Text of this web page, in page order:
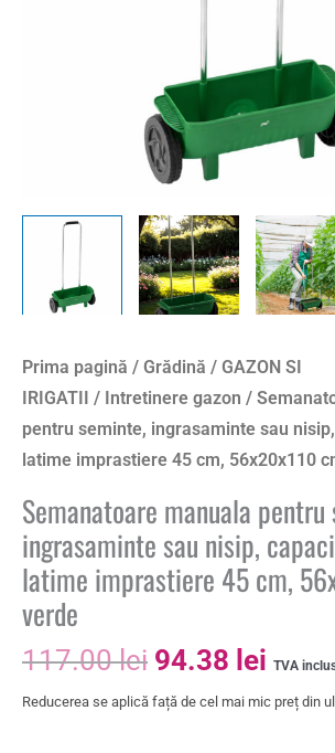
Prima pagină / Grădină / GAZON SI
IRIGATII
/ Intretinere gazon /
pentru seminte, ingrasaminte sau
latime imprastiere 45 cm, 56x20x110
Semanatoare manuala
ingrasaminte sau nisip,
latime imprastiere 45 cm,
verde
117.00lei 94.38 lei TVA
Reducerea se aplică față de cel mai mic preț din
56x20x110
verde